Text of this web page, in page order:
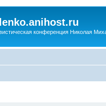
конференция Николая